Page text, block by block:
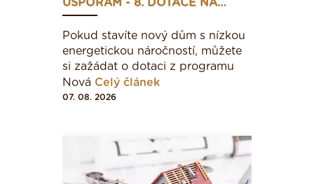
ÚSPORÁM - 8. DOTACE NA…
Pokud stavíte nový dům s nízkou
energetickou náročností, můžete
si zažádat o dotaci z programu
Nová Celý článek
07. 08. 2026